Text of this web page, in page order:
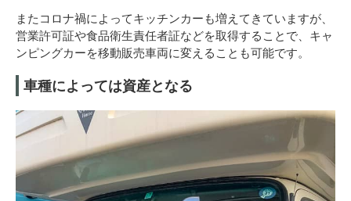
またコロナ禍によってキッチンカーも増えてきていますが、
営業許可証や食品衛生責任者証などを取得することで、キャ
ンピングカーを移動販売車両に変えることも可能です。
車種によっては資産となる